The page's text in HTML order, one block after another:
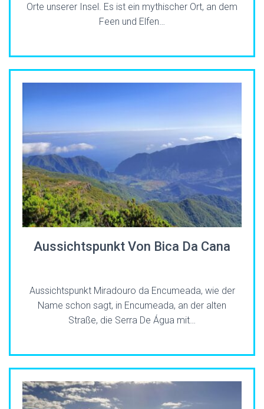
Orte unserer Insel. Es ist ein mythischer Ort, an dem
Feen und Elfen…
Aussichtspunkt Von Bica Da Cana
Aussichtspunkt Miradouro da Encumeada, wie der
Name schon sagt, in Encumeada, an der alten
Straße, die Serra De Água mit…